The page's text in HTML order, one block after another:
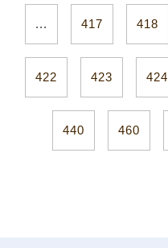
... 417 418
422 423 424
440 460